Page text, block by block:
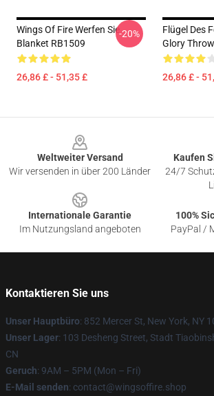
Wings Of Fire Werfen Sie
Blanket RB1509
26,86 £ - 51,35 £
-20%
Flügel Des
Glory
26,86 £ -
Weltweiter Versand
Wir versenden in über 200 Länder
Kaufen
24/7
Internationale Garantie
Im Nutzungsland angeboten
100%
PayPal /
Kontaktieren Sie uns
Unser Hauptbüro: 852 Mercer St, New York, NY
Unser Lager: 103 Desheng Street, Stadt
CN
Geruch: 9AM – 5PM (Mon – Fri)
E-Mail senden: contact@wingsoffire.shop